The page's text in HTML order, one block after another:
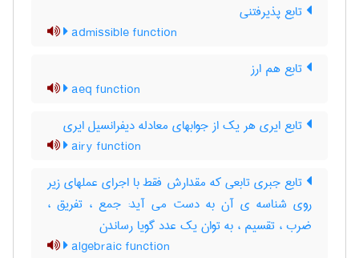
تابع پذیرفتنی
admissible function
تابع هم ارز
aeq function
تابع ایری هر یک از جوابهای معادله دیفرانسیل ایری
airy function
تابع جبری تابعی که مقدارش فقط با اجرای عملهای زیر
روی شناسه ی آن به دست می آید: جمع ، تفریق ،
ضرب ، تقسیم ، به توان یک عدد گویا رساندن
algebraic function